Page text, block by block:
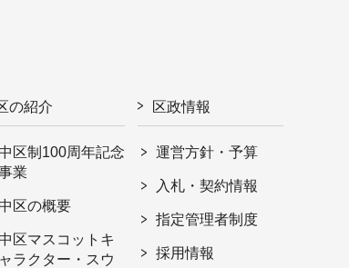
の紹介
区制100周年記念
業
区の概要
区マスコットキ
ャラクター・スウ
区政情報
運営方針・予算
入札・契約情報
指定管理者制度
採用情報